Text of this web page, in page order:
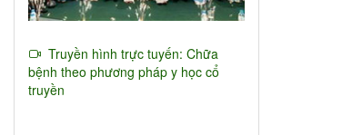
Truyền hình trực tuyến: Chữa
bệnh theo phương pháp y học cổ
truyền